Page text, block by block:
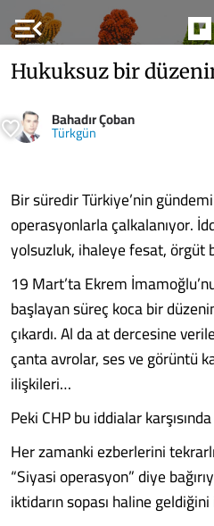
menu_open
Hukuksuz bir düzenin
Bahadır Çoban
Türkgün
Bir süredir Türkiye’nin
operasyonlarla çalkalanıyor.
yolsuzluk, ihaleye fesat, örgüt
19 Mart’ta Ekrem
başlayan süreç koca bir
çıkardı. Al da at dercesine
çanta avrolar, ses ve görüntü
ilişkileri…
Peki CHP bu iddialar
Her zamanki ezberlerini
“Siyasi operasyon” diye
iktidarın sopası haline